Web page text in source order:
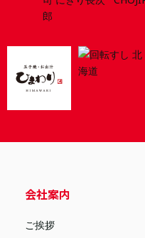
会社案内
ご挨拶